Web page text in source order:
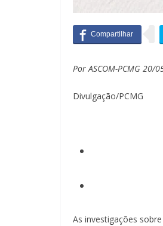
Por ASCOM-PCMG
Divulgação/PCMG
As investigações